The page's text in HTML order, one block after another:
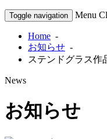
Toggle navigation Menu
Home -
お知らせ -
ステンドグラス作
News
お知らせ